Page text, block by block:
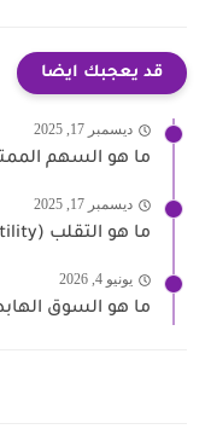
قد يعجبك ايضا
ديسمبر 17, 2025
ما هو السهم
ديسمبر 17, 2025
ما هو التقلب (Volatility)؟ دليلك لفهم الاستثمار بوضوح
يونيو 4, 2026
ما هو السوق